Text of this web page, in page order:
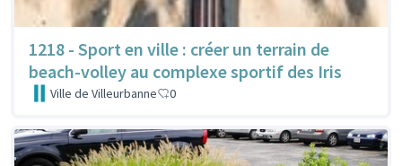
1218 - Sport en ville : créer un terrain de
beach-volley au complexe sportif des Iris
Ville de Villeurbanne 0